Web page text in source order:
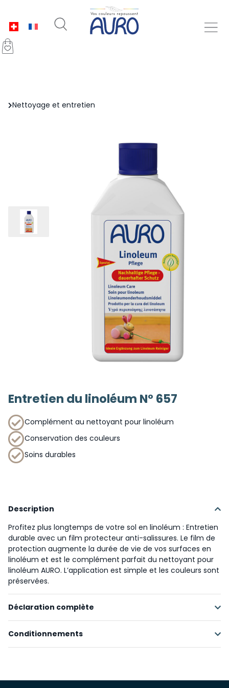
Nettoyage et entretien
Entretien du linoléum N° 657
Complément au nettoyant pour linoléum
Conservation des couleurs
Soins durables
Description
Profitez plus longtemps de votre sol en linoléum : Entretien
durable avec un film protecteur anti-salissures. Le film de
protection augmente la durée de vie de vos surfaces en
linoléum et est le complément parfait du nettoyant pour
linoléum AURO. L’application est simple et les couleurs sont
préservées.
Déclaration complète
Matières premières renouvelables
Matières premières transformées
Conditionnements